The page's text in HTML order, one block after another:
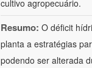
cultivo agropecuário.
Resumo: O déficit
planta a estratégias
podendo ser alterada